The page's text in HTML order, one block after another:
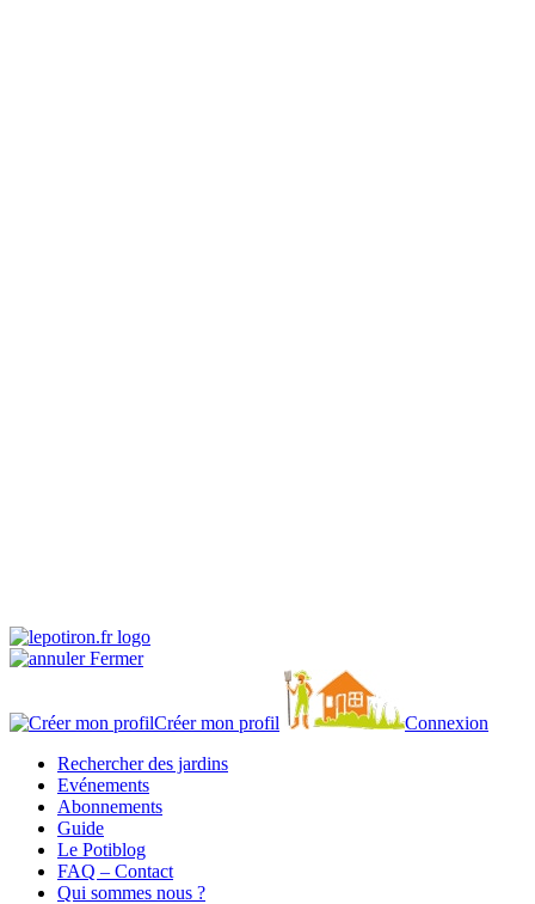
Fermer
Créer mon profil
Connexion
Rechercher des jardins
Evénements
Abonnements
Guide
Le Potiblog
FAQ – Contact
Qui sommes nous ?